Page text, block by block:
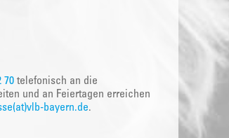
70 telefonisch an die
und an Feiertagen erreichen
bayern.de.